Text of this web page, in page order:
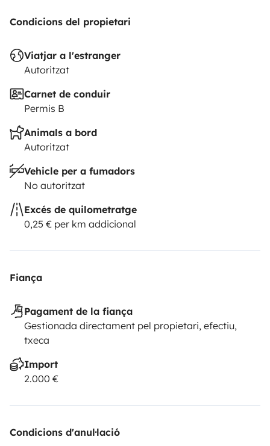
bientôt Simon et Fanny
Condicions del propietari
Viatjar a l'estranger
Autoritzat
Carnet de conduir
Permis B
Animals a bord
Autoritzat
Vehicle per a fumadors
No autoritzat
Excés de quilometratge
0,25 € per km addicional
Fiança
Pagament de la fiança
Gestionada directament pel propietari, efectiu,
txeca
Import
2.000 €
Condicions d'anul·lació